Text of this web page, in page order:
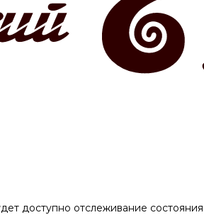
доступно отслеживание